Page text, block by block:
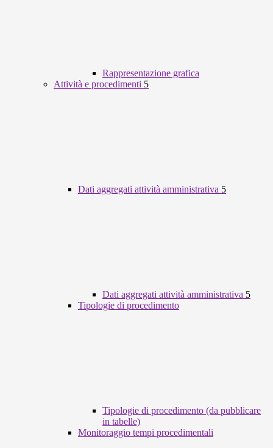
Rappresentazione grafica
Attività e procedimenti 5
Dati aggregati attività amministrativa 5
Dati aggregati attività amministrativa 5
Tipologie di procedimento
Tipologie di procedimento (da pubblicare
in tabelle)
Monitoraggio tempi procedimentali